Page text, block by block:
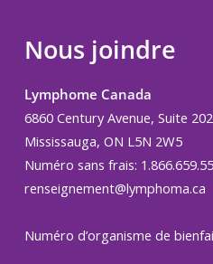
Nous joindre
Lymphome Canada
6860 Century Avenue, Suite 202
Mississauga, ON L5N 2W5
Numéro sans frais:
renseignement@lymphoma.ca
Numéro d’organisme de